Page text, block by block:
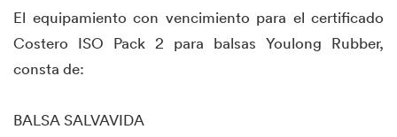
El equipamiento con vencimiento para el certificado
Costero ISO Pack 2 para balsas Youlong Rubber,
consta de:
BALSA SALVAVIDA